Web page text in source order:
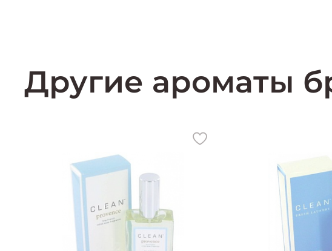
Другие ароматы